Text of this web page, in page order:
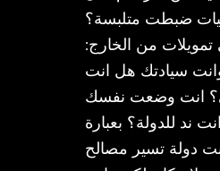
ضبطت متلبسة؟
تمويلات من الخارج:
سيادتك هل انت
انت وضعت نفسك
ند للدولة؟ بعبارة
دولة تسير مصالح